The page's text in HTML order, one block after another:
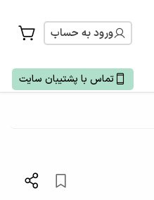
ورود به حساب
تماس با پشتیبان سایت